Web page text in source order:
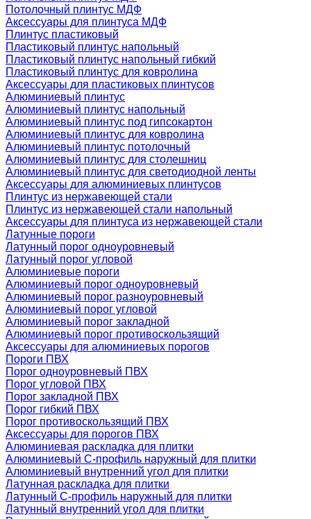
Потолочный плинтус МДФ
Аксессуары для плинтуса МДФ
Плинтус пластиковый
Пластиковый плинтус напольный
Пластиковый плинтус напольный гибкий
Пластиковый плинтус для ковролина
Аксессуары для пластиковых плинтусов
Алюминиевый плинтус
Алюминиевый плинтус напольный
Алюминиевый плинтус под гипсокартон
Алюминиевый плинтус для ковролина
Алюминиевый плинтус потолочный
Алюминиевый плинтус для столешниц
Алюминиевый плинтус для светодиодной ленты
Аксессуары для алюминиевых плинтусов
Плинтус из нержавеющей стали
Плинтус из нержавеющей стали напольный
Аксессуары для плинтуса из нержавеющей стали
Латунные пороги
Латунный порог одноуровневый
Латунный порог угловой
Алюминиевые пороги
Алюминиевый порог одноуровневый
Алюминиевый порог разноуровневый
Алюминиевый порог угловой
Алюминиевый порог закладной
Алюминиевый порог противоскользящий
Аксессуары для алюминиевых порогов
Пороги ПВХ
Порог одноуровневый ПВХ
Порог угловой ПВХ
Порог закладной ПВХ
Порог гибкий ПВХ
Порог противоскользящий ПВХ
Аксессуары для порогов ПВХ
Алюминиевая раскладка для плитки
Алюминиевый С-профиль наружный для плитки
Алюминиевый внутренний угол для плитки
Латунная раскладка для плитки
Латунный С-профиль наружный для плитки
Латунный внутренний угол для плитки